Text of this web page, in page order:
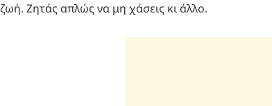
ζωή. Ζητάς απλώς να μη χάσεις κι άλλο.